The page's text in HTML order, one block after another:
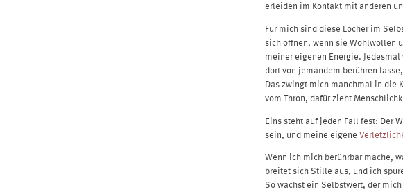
erleiden im Kontakt mit anderen
Für mich sind diese Löcher im
sich öffnen, wenn sie Wohlwollen
meiner eigenen Energie.
dort von jemandem berühren
Das zwingt mich manchmal in die
vom Thron, dafür zieht
Eins steht auf jeden Fall fest: Der
sein, und meine eigene
Wenn ich mich berührbar mache,
breitet sich Stille aus, und ich
So wächst ein Selbstwert, der